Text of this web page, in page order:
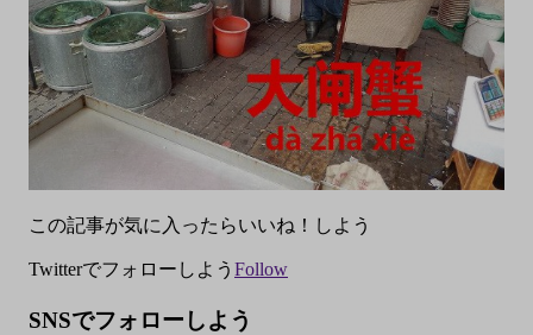
この記事が気に入ったらいいね！しよう
Twitterでフォローしよう Follow
SNSでフォローしよう